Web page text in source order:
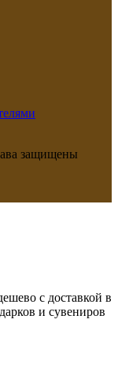
защищены
с доставкой в
и сувениров